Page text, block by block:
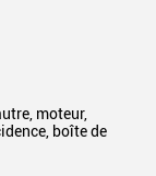
moteur,
boîte de